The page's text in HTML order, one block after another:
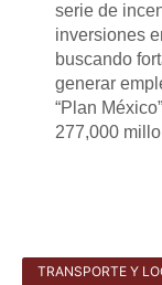
serie de
inversiones
buscando
generar
“Plan
277,000
TRANSPORTE Y